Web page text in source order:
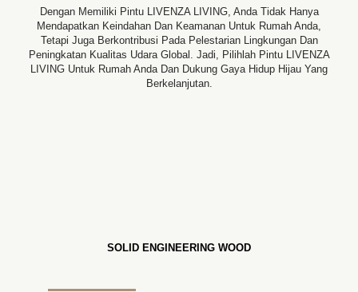
Dengan Memiliki Pintu LIVENZA LIVING, Anda Tidak Hanya
Mendapatkan Keindahan Dan Keamanan Untuk Rumah Anda,
Tetapi Juga Berkontribusi Pada Pelestarian Lingkungan Dan
Peningkatan Kualitas Udara Global. Jadi, Pilihlah Pintu LIVENZA
LIVING Untuk Rumah Anda Dan Dukung Gaya Hidup Hijau Yang
Berkelanjutan.
SOLID ENGINEERING WOOD